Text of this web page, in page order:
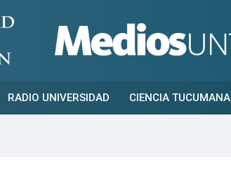
RADIO UNIVERSIDAD CIENCIA TUCUMANA